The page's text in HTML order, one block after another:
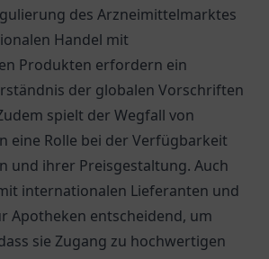
des Arzneimittelmarktes
Handel mit
Produkten erfordern ein
der globalen Vorschriften
spielt der Wegfall von
eine Rolle bei der Verfügbarkeit
und ihrer Preisgestaltung. Auch
internationalen Lieferanten und
Apotheken entscheidend, um
sie Zugang zu hochwertigen